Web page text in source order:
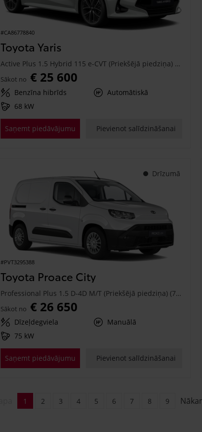
#CA86778840
Toyota Yaris
Active Plus 1.5 Hybrid 115 e-CVT (Priekšējā piedziņa) (68 kW)
Sākot no € 25 600
Benzīna hibrīds
Automātiskā
68 kW
Saņemt piedāvājumu Pievienot salīdzināšanai
Drīzumā
#PVT3295388
Toyota Proace City
Professional Plus 1.5 D-4D M/T (Priekšējā piedziņa) (75 kW)
Sākot no € 26 650
Dīzeļdegviela
Manuālā
75 kW
Saņemt piedāvājumu Pievienot salīdzināšanai
1 2 3 4 5 6 7 8 9